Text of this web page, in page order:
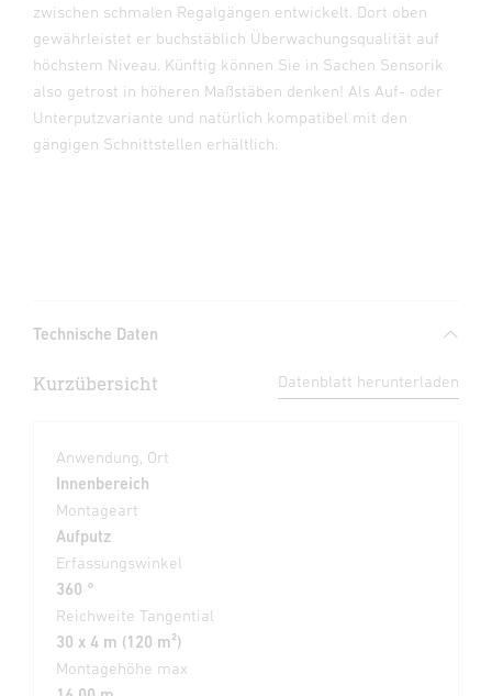
zwischen schmalen Regalgängen entwickelt. Dort oben
gewährleistet er buchstäblich Überwachungsqualität auf
höchstem Niveau. Künftig können Sie in Sachen Sensorik
also getrost in höheren Maßstäben denken! Als Auf- oder
Unterputzvariante und natürlich kompatibel mit den
gängigen Schnittstellen erhältlich.
Technische Daten
Kurzübersicht Datenblatt herunterladen
Anwendung, Ort
Innenbereich
Montageart
Aufputz
Erfassungswinkel
360 °
Reichweite Tangential
30 x 4 m (120 m²)
Montagehöhe max